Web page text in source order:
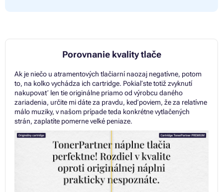
Porovnanie kvality tlače
Ak je niečo u atramentových tlačiarní naozaj negatívne, potom
to, na koľko vychádza ich cartridge. Pokiaľ ste totiž zvyknutí
nakupovať len tie originálne priamo od výrobcu daného
zariadenia, určite mi dáte za pravdu, keď poviem, že za relatívne
málo muziky, v našom prípade teda konkrétne vytlačených
strán, zaplatíte pomerne veľké peniaze.